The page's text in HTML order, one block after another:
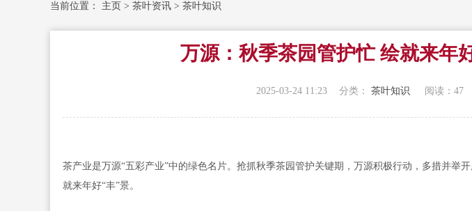
当前位置： 主页 > 茶叶资讯 > 茶叶知识
万源：秋季茶园管护忙 绘就来年
2025-03-24 11:23 分类： 茶叶知识 阅读：47
茶产业是万源“五彩产业”中的绿色名片。抢抓秋季茶园管护关键期，万源积极行动，多措并举
就来年好“丰”景。